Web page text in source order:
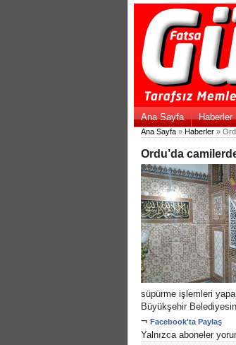
Ana Sayfa Haberler
Ana Sayfa » Haberler »
Ordu’da
süpürme işlemleri
Büyükşehir
¬ Facebook'ta Paylaş
Yalnızca aboneler